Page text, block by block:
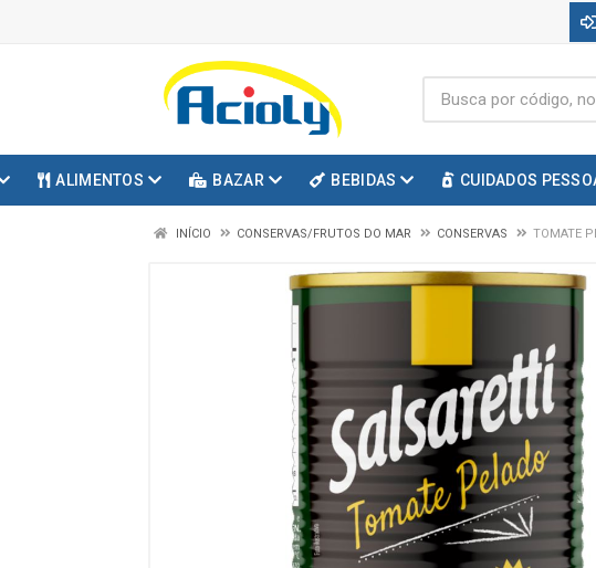
ALIMENTOS BAZAR BEBIDAS CUIDADOS
INÍCIO CONSERVAS/FRUTOS DO MAR CONSERVAS TOMATE